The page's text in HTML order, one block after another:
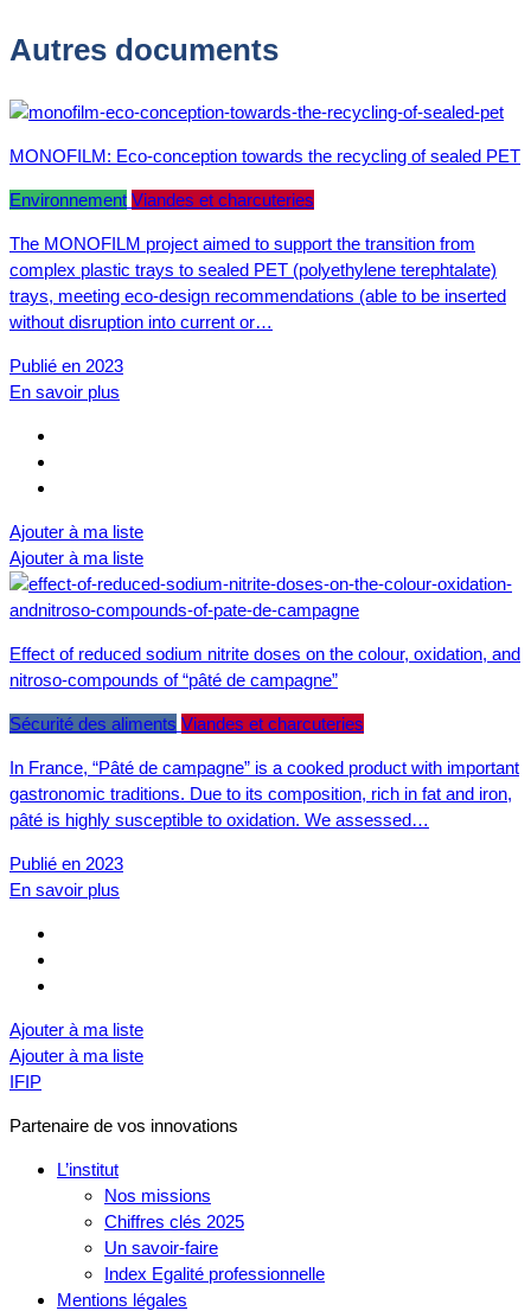
Autres documents
MONOFILM: Eco-conception towards the recycling of sealed PET
Environnement Viandes et charcuteries
The MONOFILM project aimed to support the transition from
complex plastic trays to sealed PET (polyethylene terephtalate)
trays, meeting eco-design recommendations (able to be inserted
without disruption into current or…
Publié en 2023
En savoir plus
Ajouter à ma liste
Ajouter à ma liste
Effect of reduced sodium nitrite doses on the colour, oxidation, and
nitroso-compounds of “pâté de campagne”
Sécurité des aliments Viandes et charcuteries
In France, “Pâté de campagne” is a cooked product with important
gastronomic traditions. Due to its composition, rich in fat and iron,
pâté is highly susceptible to oxidation. We assessed…
Publié en 2023
En savoir plus
Ajouter à ma liste
Ajouter à ma liste
IFIP
Partenaire de vos innovations
L’institut
Nos missions
Chiffres clés 2025
Un savoir-faire
Index Egalité professionnelle
Mentions légales